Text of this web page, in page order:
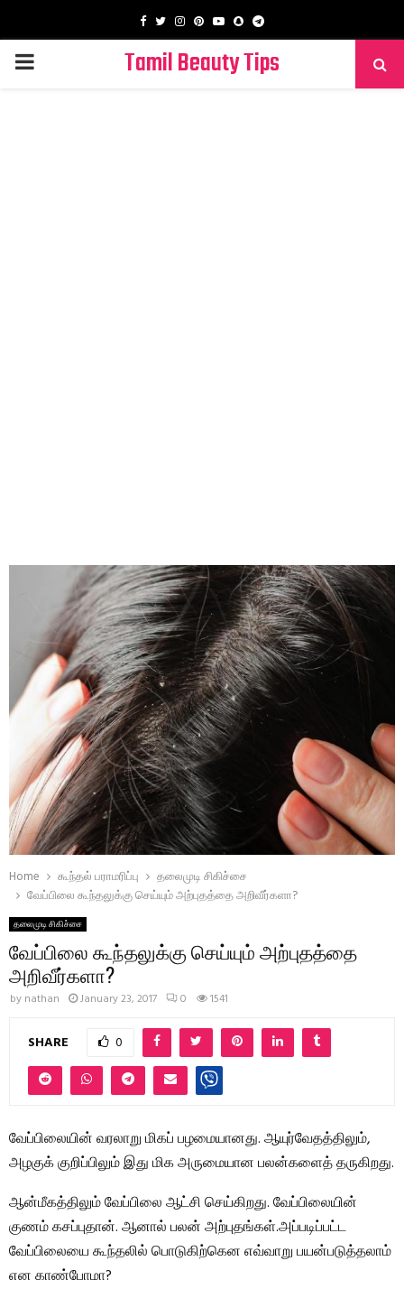
Facebook
TwitterInstagram
PinterestYoutube
SnapchatTelegram
PRIMARY
Tamil Beauty Tips
Home கூந்தல் பராமரிப்பு
தலைமுடி சிகிச்சை
வேப்பிலை கூந்தலுக்கு செய்யும் அற்புதத்தை அறிவீர்களா?
தலைமுடி சிகிச்சை
வேப்பிலை கூந்தலுக்கு செய்யும் அற்புதத்தை
அறிவீர்களா?
by nathan January 23, 2017 0 1541
SHARE 0
வேப்பிலையின் வரலாறு மிகப் பழமையானது. ஆயுர்வேதத்திலும்,
அழகுக் குறிப்பிலும் இது மிக அருமையான பலன்களைத் தருகிறது.
ஆன்மீகத்திலும் வேப்பிலை ஆட்சி செய்கிறது. வேப்பிலையின்
குணம் கசப்புதான். ஆனால் பலன் அற்புதங்கள்.அப்படிப்பட்ட
வேப்பிலையை கூந்தலில் பொடுகிற்கென எவ்வாறு பயன்படுத்தலாம்
என காண்போமா?